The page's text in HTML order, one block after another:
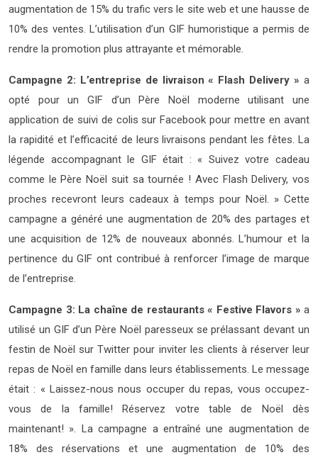
augmentation de 15% du trafic vers le site web et une hausse de
10% des ventes. L’utilisation d’un GIF humoristique a permis de
rendre la promotion plus attrayante et mémorable.
Campagne 2: L’entreprise de livraison « Flash Delivery » a
opté pour un GIF d’un Père Noël moderne utilisant une
application de suivi de colis sur Facebook pour mettre en avant
la rapidité et l’efficacité de leurs livraisons pendant les fêtes. La
légende accompagnant le GIF était : « Suivez votre cadeau
comme le Père Noël suit sa tournée ! Avec Flash Delivery, vos
proches recevront leurs cadeaux à temps pour Noël. » Cette
campagne a généré une augmentation de 20% des partages et
une acquisition de 12% de nouveaux abonnés. L’humour et la
pertinence du GIF ont contribué à renforcer l’image de marque
de l’entreprise.
Campagne 3: La chaîne de restaurants « Festive Flavors » a
utilisé un GIF d’un Père Noël paresseux se prélassant devant un
festin de Noël sur Twitter pour inviter les clients à réserver leur
repas de Noël en famille dans leurs établissements. Le message
était : « Laissez-nous nous occuper du repas, vous occupez-
vous de la famille! Réservez votre table de Noël dès
maintenant! ». La campagne a entraîné une augmentation de
18% des réservations et une augmentation de 10% des